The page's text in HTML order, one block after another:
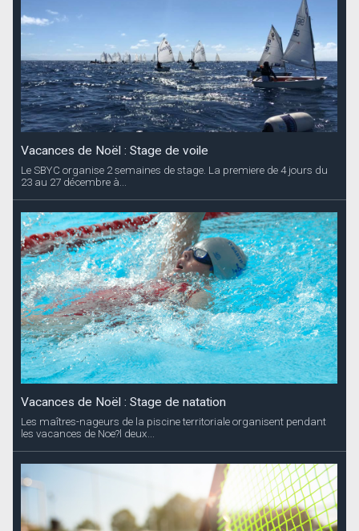
Vacances de Noël : Stage de voile
Le SBYC organise 2 semaines de stage. La premiere de 4 jours du
23 au 27 décembre à...
Vacances de Noël : Stage de natation
Les maîtres-nageurs de la piscine territoriale organisent pendant
les vacances de Noe?l deux...